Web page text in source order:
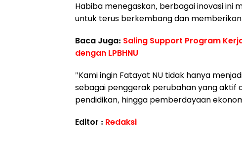
Habiba menegaskan, berbagai inovasi ini
untuk terus berkembang dan
Baca Juga: Saling Support Program
dengan LPBHNU
"Kami ingin Fatayat NU tidak hanya
sebagai penggerak perubahan yang aktif
pendidikan, hingga pemberdayaan
Editor : Redaksi